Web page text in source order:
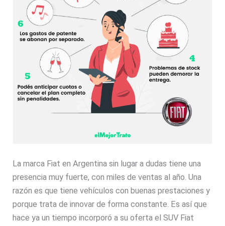
La marca Fiat en Argentina sin lugar a dudas tiene una
presencia muy fuerte, con miles de ventas al año. Una
razón es que tiene vehículos con buenas prestaciones y
porque trata de innovar de forma constante. Es así que
hace ya un tiempo incorporó a su oferta el SUV Fiat